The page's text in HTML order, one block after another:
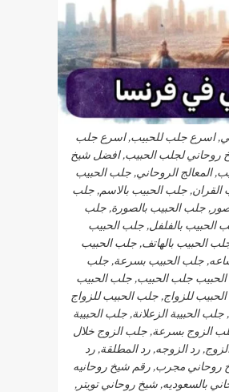
اسرع جلب للحبيب, اسرع جلب
روحاني لجلب الحبيب, افضل شيخ
المعالج الروحاني, جلب الحبيب
القران, جلب الحبيب بالاسم, جلب
جلب الحبيب بالصورة, جلب
الحبيب بالفلفل, جلب الحبيب
الحبيب بالهاتف, جلب الحبيب
جلب الحبيب بسرعة, جلب
جلب الحبيب, جلب الحبيب
للزواج, جلب الحبيب للزواج
الزعلانة, جلب الحبيبة
الزوج بسرعة, جلب الزوج خلال
رد الزوجه, رد المطلقة, رد
روحاني مجرب, رقم شيخ روحانيه
بالسعوديه, شيخ روحاني تويتر,